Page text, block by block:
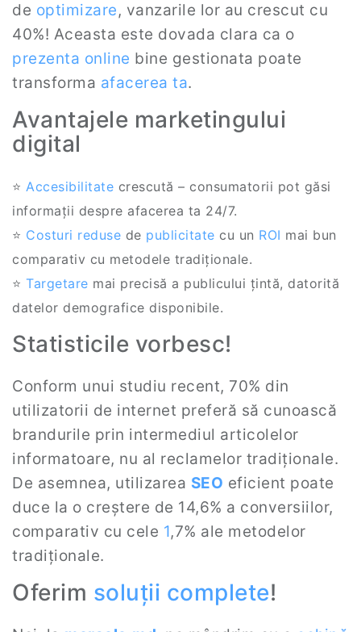
de optimizare, vanzarile lor au crescut cu
40%! Aceasta este dovada clara ca o
prezenta online bine gestionata poate
transforma afacerea ta.
Avantajele marketingului
digital
⭐ Accesibilitate crescută – consumatorii pot găsi
informații despre afacerea ta 24/7.
⭐ Costuri reduse de publicitate cu un ROI mai bun
comparativ cu metodele tradiționale.
⭐ Targetare mai precisă a publicului țintă, datorită
datelor demografice disponibile.
Statisticile vorbesc!
Conform unui studiu recent, 70% din
utilizatorii de internet preferă să cunoască
brandurile prin intermediul articolelor
informatoare, nu al reclamelor tradiționale.
De asemnea, utilizarea SEO eficient poate
duce la o creștere de 14,6% a conversiilor,
comparativ cu cele 1,7% ale metodelor
tradiționale.
Oferim soluții complete!